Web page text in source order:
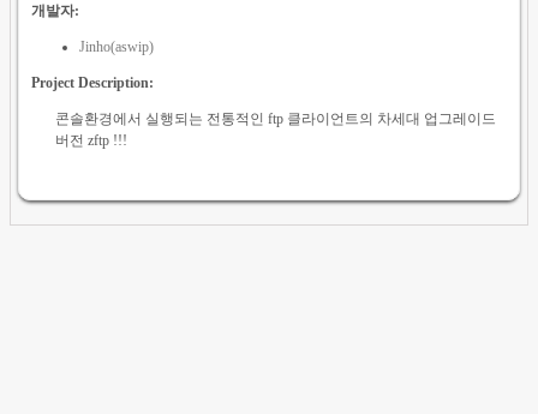
개발자:
Jinho(aswip)
Project Description:
콘솔환경에서 실행되는 전통적인 ftp 클라이언트의 차세대 업그레이드
버전 zftp !!!